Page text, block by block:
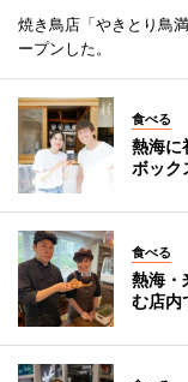
焼き鳥店「やきとり鳥
ープンした。
食べる
熱海に
ボック
食べる
熱海・
む店内